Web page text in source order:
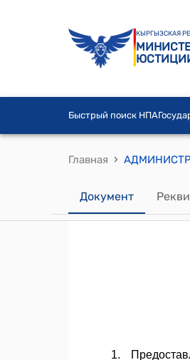
КЫРГЫЗСКАЯ
Быстрый поиск НПА
Главная ›
Документ